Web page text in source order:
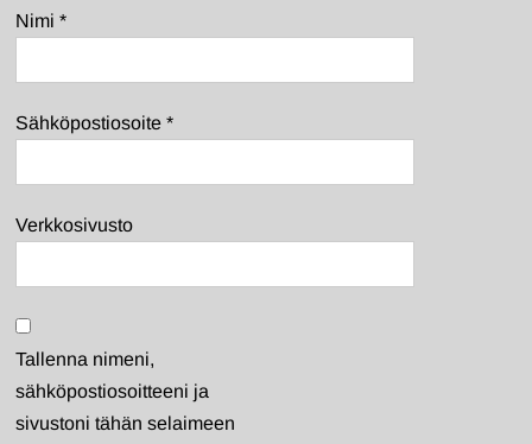
Nimi*
Sähköpostiosoite*
Verkkosivusto
Tallenna nimeni,
sähköpostiosoitteeni ja
sivustoni tähän selaimeen